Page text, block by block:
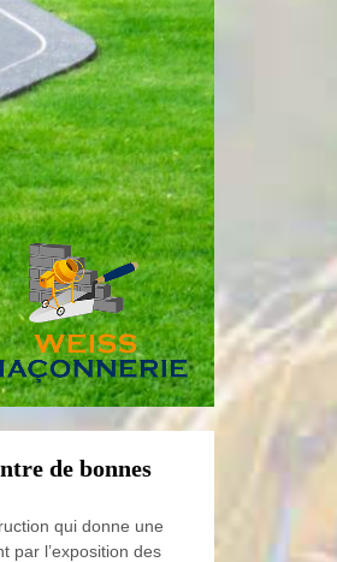
de bonnes
qui donne une
par l’exposition des